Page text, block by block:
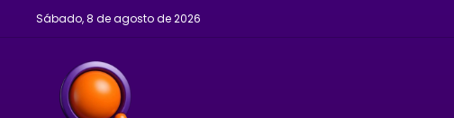
Sábado, 8 de agosto de 2026